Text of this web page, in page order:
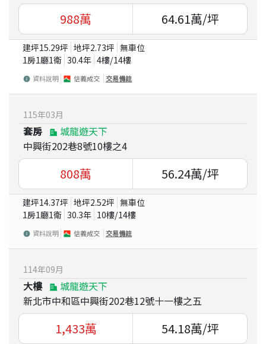
988萬 64.61萬/坪
建坪15.29坪 地坪2.73坪 無車位
1房1廳1衛 30.4年 4樓/14樓
資料說明 信義成交 交易備註
115年03月
套房
城龍遊天下
中興街202巷8號10樓之4
808萬 56.24萬/坪
建坪14.37坪 地坪2.52坪 無車位
1房1廳1衛 30.3年 10樓/14樓
資料說明 信義成交 交易備註
114年09月
大樓
城龍遊天下
新北市中和區中興街202巷12號十一樓之五
1,433萬 54.18萬/坪